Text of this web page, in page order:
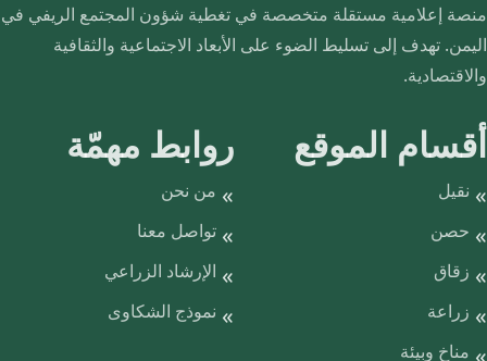
منصة إعلامية مستقلة متخصصة في تغطية شؤون المجتمع الريفي في
اليمن. تهدف إلى تسليط الضوء على الأبعاد الاجتماعية والثقافية
والاقتصادية.
أقسام الموقع
نقيل
حصن
زقاق
زراعة
مناخ وبيئة
روابط مهمّة
من نحن
تواصل معنا
الإرشاد الزراعي
نموذج الشكاوى